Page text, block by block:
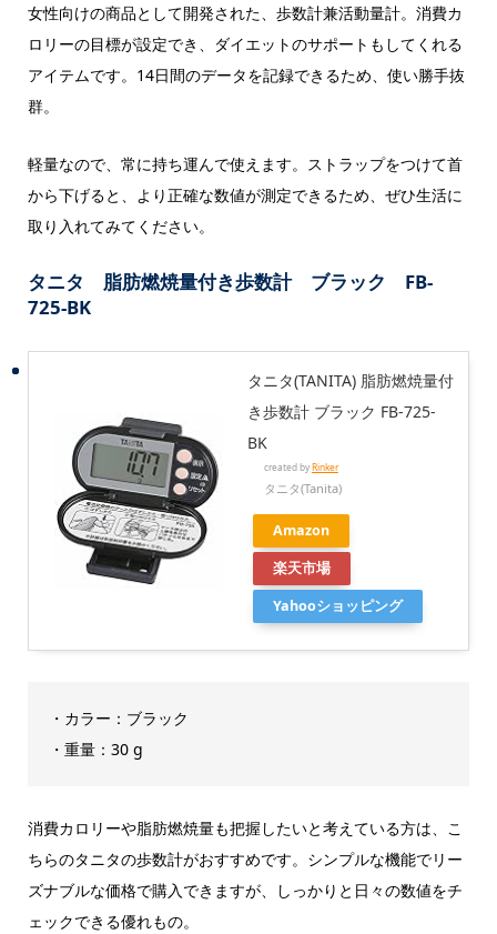
女性向けの商品として開発された、歩数計兼活動量計。消費カ
ロリーの目標が設定でき、ダイエットのサポートもしてくれる
アイテムです。14日間のデータを記録できるため、使い勝手抜
群。
軽量なので、常に持ち運んで使えます。ストラップをつけて首
から下げると、より正確な数値が測定できるため、ぜひ生活に
取り入れてみてください。
タニタ 脂肪燃焼量付き歩数計 ブラック FB-
725-BK
タニタ(TANITA) 脂肪燃焼量付
き歩数計 ブラック FB-725-
BK
created byRinker
タニタ(Tanita)
Amazon
楽天市場
Yahooショッピング
・カラー：ブラック
・重量：30 g
消費カロリーや脂肪燃焼量も把握したいと考えている方は、こ
ちらのタニタの歩数計がおすすめです。シンプルな機能でリー
ズナブルな価格で購入できますが、しっかりと日々の数値をチ
ェックできる優れもの。